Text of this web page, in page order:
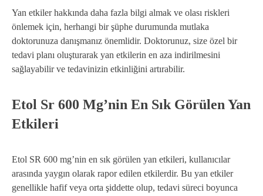
Yan etkiler hakkında daha fazla bilgi almak ve olası riskleri
önlemek için, herhangi bir şüphe durumunda mutlaka
doktorunuza danışmanız önemlidir. Doktorunuz, size özel bir
tedavi planı oluşturarak yan etkilerin en aza indirilmesini
sağlayabilir ve tedavinizin etkinliğini artırabilir.
Etol Sr 600 Mg’nin En Sık Görülen Yan
Etkileri
Etol SR 600 mg’nin en sık görülen yan etkileri, kullanıcılar
arasında yaygın olarak rapor edilen etkilerdir. Bu yan etkiler
genellikle hafif veya orta şiddette olup, tedavi süreci boyunca